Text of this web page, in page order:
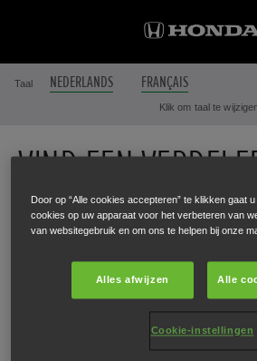
Taal NEDERLANDS FRANÇAIS
Klik om taal te
VIND EEN
BUURT
Verkoop en service
EV Dealer
Door op “Alle cookies accepteren” te klikken gaat
cookies op uw apparaat voor het verbeteren van
van websitegebruik en om ons te helpen bij onze
Alles afwijzen Alle
Cookie-instellingen